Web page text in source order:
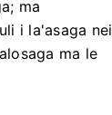
ma
i la'asaga nei
ma le